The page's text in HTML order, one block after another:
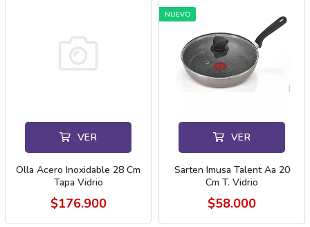
VER
Olla Acero Inoxidable 28 Cm
Tapa Vidrio
$176.900
NUEVO
VER
Sarten Imusa Talent Aa 20
Cm T. Vidrio
$58.000